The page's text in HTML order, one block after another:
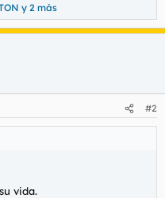
y 2 más
#2
vida.